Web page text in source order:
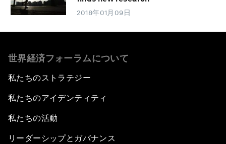
2018年01月09日
世界経済フォーラムについて
私たちのストラテジー
私たちのアイデンティティ
私たちの活動
リーダーシップとガバナンス